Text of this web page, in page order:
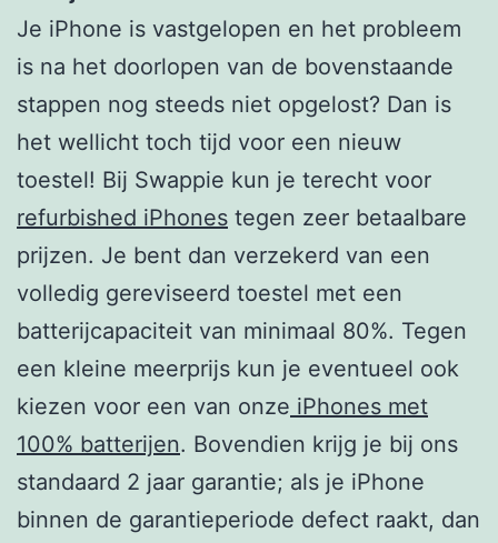
Je iPhone is vastgelopen en het probleem
is na het doorlopen van de bovenstaande
stappen nog steeds niet opgelost? Dan is
het wellicht toch tijd voor een nieuw
toestel! Bij Swappie kun je terecht voor
refurbished iPhones tegen zeer betaalbare
prijzen. Je bent dan verzekerd van een
volledig gereviseerd toestel met een
batterijcapaciteit van minimaal 80%. Tegen
een kleine meerprijs kun je eventueel ook
kiezen voor een van onze iPhones met
100% batterijen. Bovendien krijg je bij ons
standaard 2 jaar garantie; als je iPhone
binnen de garantieperiode defect raakt, dan